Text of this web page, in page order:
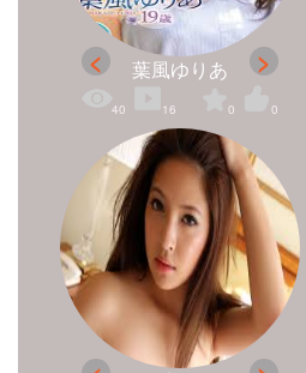
葉風ゆりあ
40 16 0 0